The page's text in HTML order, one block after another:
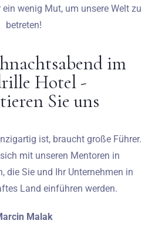
wenig Mut, um unsere Welt zu
betreten!
im
Hotel -
Sie uns
ist, braucht große Führer.
mit unseren Mentoren in
die Sie und Ihr Unternehmen in
Land einführen werden.
Malak